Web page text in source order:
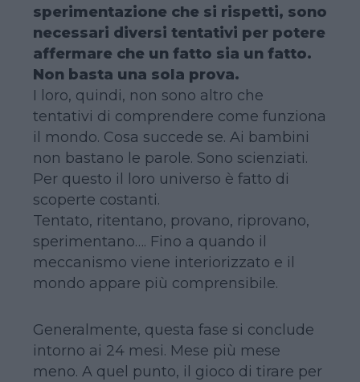
sperimentazione che si rispetti, sono
necessari diversi tentativi per potere
affermare che un fatto sia un fatto.
Non basta una sola prova.
I loro, quindi, non sono altro che
tentativi di comprendere come funziona
il mondo. Cosa succede se. Ai bambini
non bastano le parole. Sono scienziati.
Per questo il loro universo è fatto di
scoperte costanti.
Tentato, ritentano, provano, riprovano,
sperimentano…. Fino a quando il
meccanismo viene interiorizzato e il
mondo appare più comprensibile.
Generalmente, questa fase si conclude
intorno ai 24 mesi. Mese più mese
meno. A quel punto, il gioco di tirare per